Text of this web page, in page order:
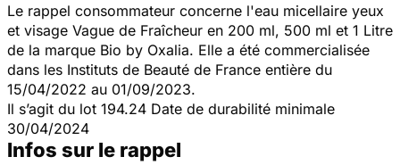
Le rappel consommateur concerne l'eau micellaire yeux
et visage Vague de Fraîcheur en 200 ml, 500 ml et 1 Litre
de la marque Bio by Oxalia. Elle a été commercialisée
dans les Instituts de Beauté de France entière du
15/04/2022 au 01/09/2023.
Il s’agit du lot 194.24 Date de durabilité minimale
30/04/2024
Infos sur le rappel